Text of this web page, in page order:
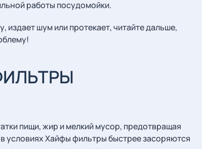
работы посудомойки.
шум или протекает, читайте дальше,
пищи, жир и мелкий мусор, предотвращая
условиях Хайфы фильтры быстрее засоряются